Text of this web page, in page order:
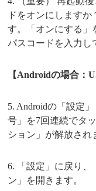
ドをオンにします
す。「オンにする」
パスコードを入力し
【Androidの場合：
5. Androidの「設定
号」を7回連続でタ
ション」が解放され
6. 「設定」に戻り、
ン」を開きます。